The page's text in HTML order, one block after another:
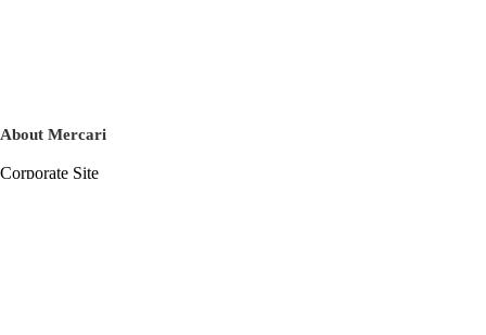
About Mercari
Corporate Site